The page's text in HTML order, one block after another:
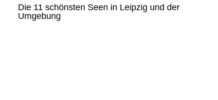
Die 11 schönsten Seen in Leipzig und der
Umgebung